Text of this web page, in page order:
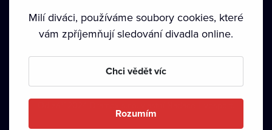
Podmínky používání • Ochrana soukromí • Zásady používání
• Autorská práva•
Milí diváci, používáme soubory cookies, které
vám zpříjemňují sledování divadla online.
Chci vědět víc
Rozumím